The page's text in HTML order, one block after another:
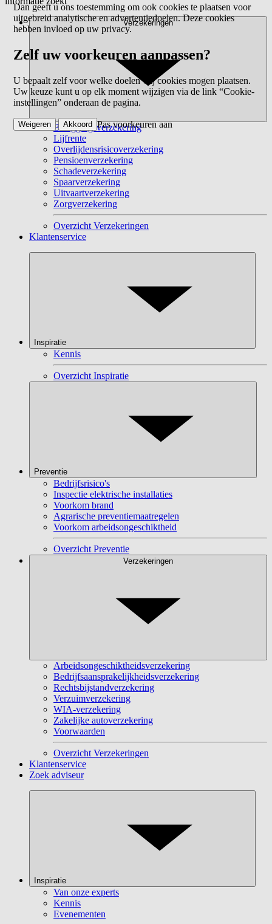
Verzekeringen
Beleggingsverzekering
Lijfrente
Overlijdensrisicoverzekering
Pensioenverzekering
Schadeverzekering
Spaarverzekering
Uitvaartverzekering
Zorgverzekering
Overzicht Verzekeringen
Klantenservice
Inspiratie
Kennis
Overzicht Inspiratie
Preventie
Bedrijfsrisico's
Inspectie elektrische installaties
Voorkom brand
Agrarische preventiemaatregelen
Voorkom arbeidsongeschiktheid
Overzicht Preventie
Verzekeringen
Arbeidsongeschiktheidsverzekering
Bedrijfsaansprakelijkheidsverzekering
Rechtsbijstandverzekering
Verzuimverzekering
WIA-verzekering
Zakelijke autoverzekering
Voorwaarden
Overzicht Verzekeringen
Klantenservice
Zoek adviseur
Inspiratie
Van onze experts
Kennis
Evenementen
Dan geeft u ons toestemming om ook cookies te plaatsen voor
uitgebreid analytische en advertentiedoelen. Deze cookies
hebben invloed op uw privacy.
Zelf uw voorkeuren aanpassen?
U bepaalt zelf voor welke doelen wij cookies mogen plaatsen.
Uw keuze kunt u op elk moment wijzigen via de link “Cookie-
instellingen” onderaan de pagina.
Pas voorkeuren aan
Weigeren Akkoord